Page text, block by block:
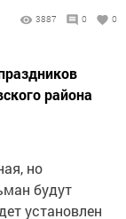
3887 0 0
района
но
будут
установлен